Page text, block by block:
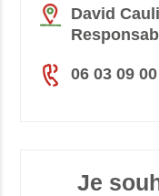
David
06 03 09
Je